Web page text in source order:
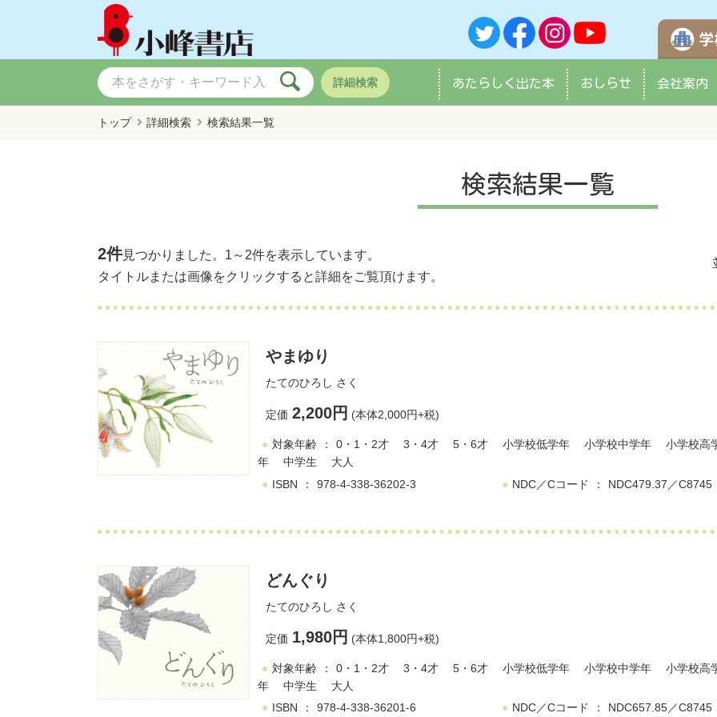
詳細検索 あたらしく 出た本 おしらせ 会社案内
トップ 詳細検索 検索結果一覧
検索結果一覧
2件見つかりました。 1～2件を表示しています。
タイトルまたは画像をクリックすると詳細をご覧頂けます。
やまゆり
たてのひろし さく
定価 2,200円 (本体2,000円+税)
対象年齢 0・1・2才 3・4才 5・6才 小学校低学年 小学校中学年
小学校高
年
中学生
大人
ISBN
978-4-338-36202-3 NDC／Cコード NDC479.37／C8745
どんぐり
たてのひろし さく
定価 1,980円 (本体1,800円+税)
対象年齢 0・1・2才 3・4才 5・6才 小学校低学年 小学校中学年
小学校高
年
中学生
大人
ISBN
978-4-338-36201-6 NDC／Cコード NDC657.85／C8745